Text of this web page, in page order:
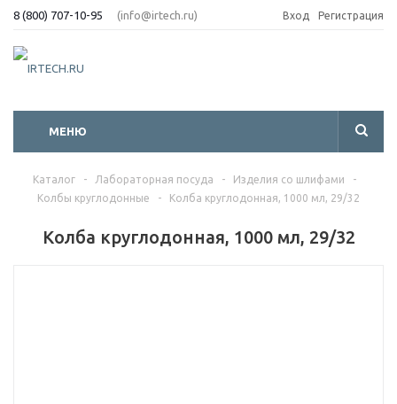
8 (800) 707-10-95 (info@irtech.ru) Вход Регистрация
МЕНЮ
Каталог - Лабораторная посуда - Изделия со шлифами
-
Колбы круглодонные
- Колба круглодонная, 1000 мл, 29/32
Колба круглодонная, 1000 мл, 29/32